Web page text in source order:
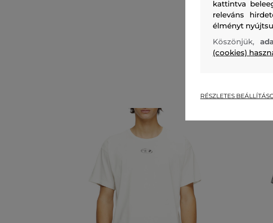
kattintva
releváns
élményt
Köszönjük,
(cookies)
RÉSZLETES